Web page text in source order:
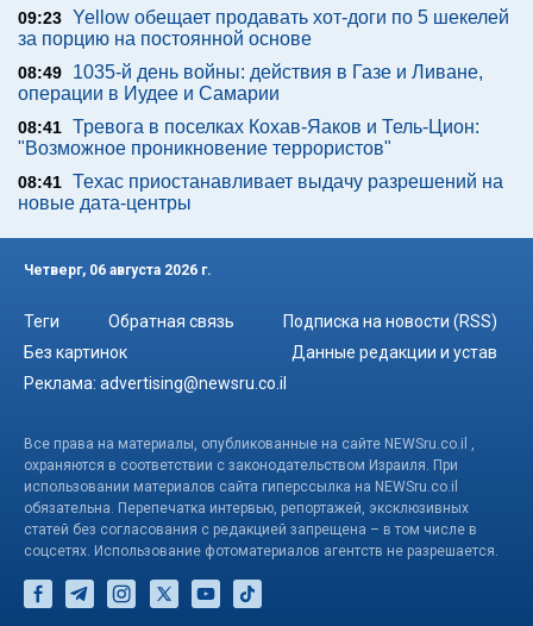
09:23 Yellow обещает продавать хот-доги по 5 шекелей
за порцию на постоянной основе
08:49
1035-й день войны: действия в Газе и Ливане,
операции в Иудее и Самарии
08:41 Тревога в поселках Кохав-Яаков и Тель-Цион:
"Возможное проникновение террористов"
08:41 Техас приостанавливает выдачу разрешений на
новые дата-центры
Четверг, 06 августа 2026 г.
Теги Обратная связь
Подписка на новости (RSS)
Без картинок
Данные редакции и устав
Реклама: advertising@newsru.co.il
Все права на материалы, опубликованные на сайте NEWSru.co.il ,
охраняются в соответствии с законодательством Израиля. При
использовании материалов сайта гиперссылка на NEWSru.co.il
обязательна. Перепечатка интервью, репортажей, эксклюзивных
статей без согласования с редакцией запрещена – в том числе в
соцсетях. Использование фотоматериалов агентств не разрешается.